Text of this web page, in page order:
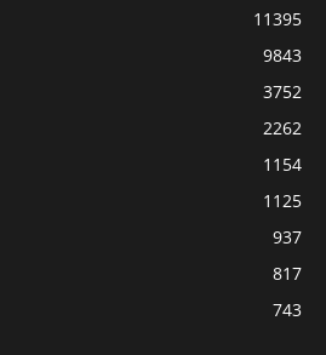
11395
9843
3752
2262
1154
1125
937
817
743